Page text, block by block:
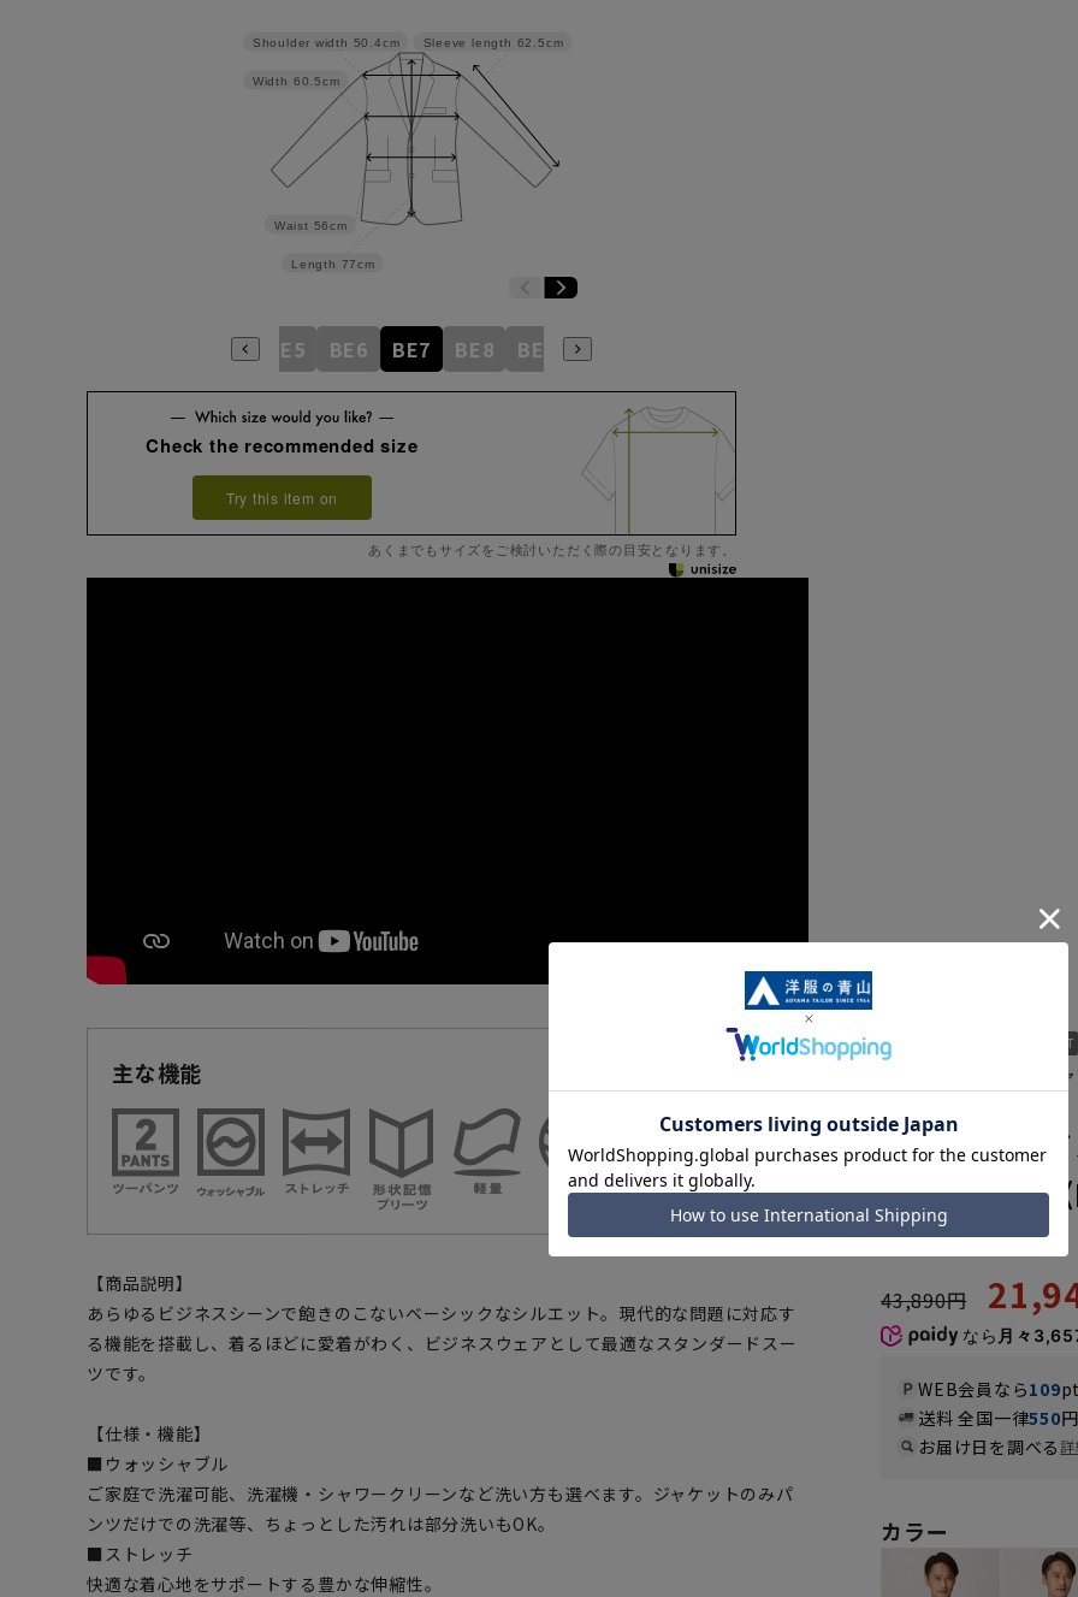
Sleeve length 62.5cm
Length 77cm
Waist 56cm
Width 60.5cm
Shoulder width 50.4cm
BE4 BE5 BE6 BE7 BE8 BE9 BE10
Check the recommended size
Try this item on
あくまでもサイズをご検討いただく際の目安となります。
主な機能
【商品説明】
あらゆるビジネスシーンで飽きのこないベーシックなシルエット。現代的な問題に対応す
る機能を搭載し、着るほどに愛着がわく、ビジネスウェアとして最適なスタンダードスー
ツです。
【仕様・機能】
■ウォッシャブル
ご家庭で洗濯可能、洗濯機・シャワークリーンなど洗い方も選べます。ジャケットのみパ
ンツだけでの洗濯等、ちょっとした汚れは部分洗いもOK。
■ストレッチ
快適な着心地をサポートする豊かな伸縮性。
軽くて涼しいウォッシ
スタンダー
シャブル》《
5.0（1）
43,890円
なら 月々
WEB会員なら109
送料 全国一律550
お届け日を調べる詳
カラー